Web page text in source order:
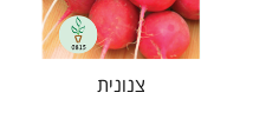
צנונית